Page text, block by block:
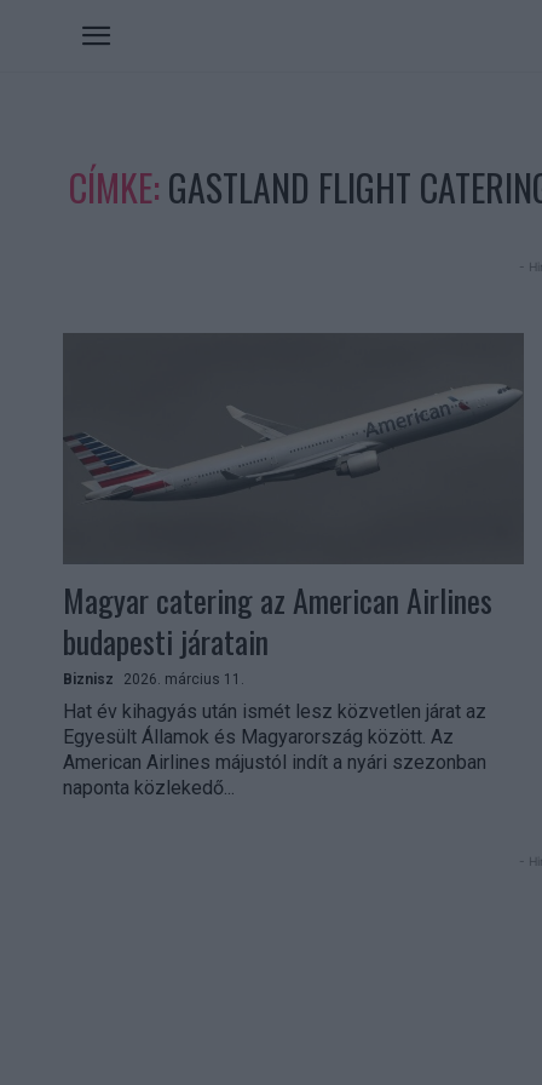
CÍMKE: GASTLAND FLIGHT
-
Magyar catering az American Airlines
budapesti járatain
Biznisz 2026. március 11.
Hat év kihagyás után ismét lesz közvetlen járat az
Egyesült Államok és Magyarország között. Az
American Airlines májustól indít a nyári szezonban
naponta közlekedő...
-